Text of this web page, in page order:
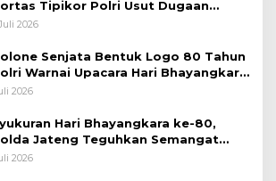
Tipikor Polri Usut Dugaan
Batu Bara
2026
Senjata Bentuk Logo 80 Tahun
Warnai Upacara Hari Bhayangkara
80
2026
Hari Bhayangkara ke-80,
Jateng Teguhkan Semangat
dan Pererat Kebersamaan
2026